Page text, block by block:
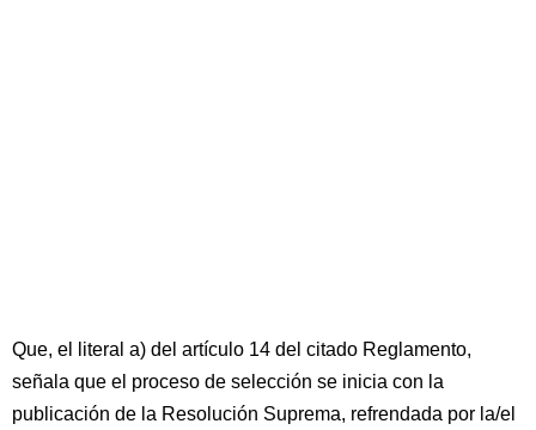
Que, el literal a) del artículo 14 del citado Reglamento,
señala que el proceso de selección se inicia con la
publicación de la Resolución Suprema, refrendada por la/el